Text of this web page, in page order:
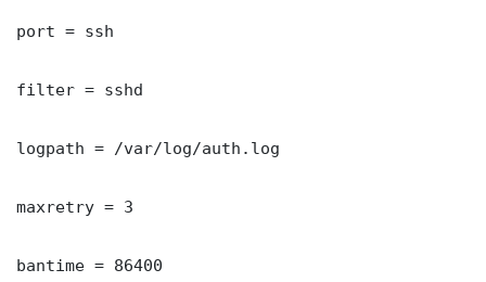
port = ssh
filter = sshd
logpath = /var/log/auth.log
maxretry = 3
bantime = 86400